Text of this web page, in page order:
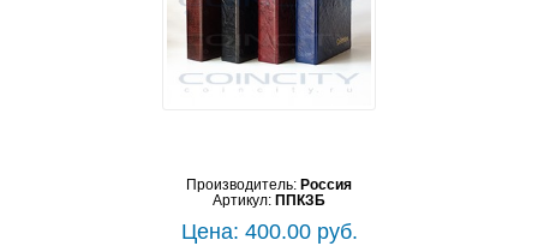
Производитель: Россия
Артикул: ППКЗБ
Цена: 400.00 руб.